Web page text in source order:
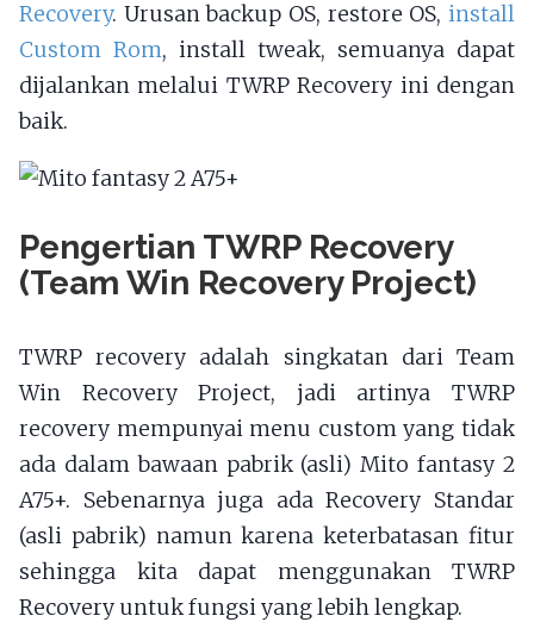
Recovery. Urusan backup OS, restore OS, install
Custom Rom, install tweak, semuanya dapat
dijalankan melalui TWRP Recovery ini dengan
baik.
Pengertian TWRP Recovery
(Team Win Recovery Project)
TWRP recovery adalah singkatan dari Team
Win Recovery Project, jadi artinya TWRP
recovery mempunyai menu custom yang tidak
ada dalam bawaan pabrik (asli) Mito fantasy 2
A75+. Sebenarnya juga ada Recovery Standar
(asli pabrik) namun karena keterbatasan fitur
sehingga kita dapat menggunakan TWRP
Recovery untuk fungsi yang lebih lengkap.